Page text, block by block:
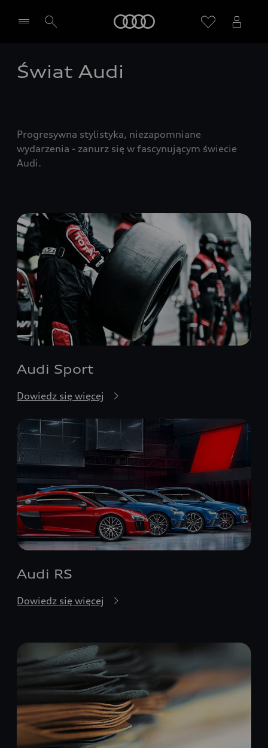
Wybierz Twojego Partnera Audi
Świat Audi
Progresywna stylistyka, niezapomniane
wydarzenia - zanurz się w fascynującym świecie
Audi.
Audi Sport
Dowiedz się więcej
Audi RS
Dowiedz się więcej